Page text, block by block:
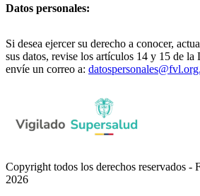
Datos personales:
Si desea ejercer su derecho a conocer,
sus datos, revise los artículos 14 y 15 de
envíe un correo a:
Copyright todos los derechos reservados -
2026